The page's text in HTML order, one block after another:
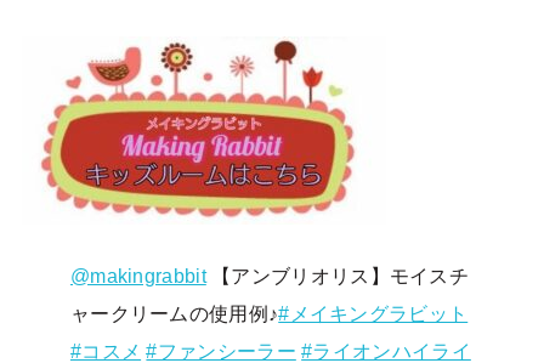
@makingrabbit【アンブリオリス】モイスチ
ャークリームの使用例♪#メイキングラビット
#コスメ #ファンシーラー #ライオンハイライ